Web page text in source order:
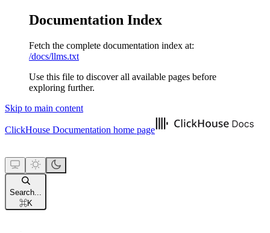
Documentation Index
Fetch the complete documentation index at:
/docs/llms.txt
Use this file to discover all available pages before
exploring further.
Skip to main content
ClickHouse Documentation home page
Search...
⌘K